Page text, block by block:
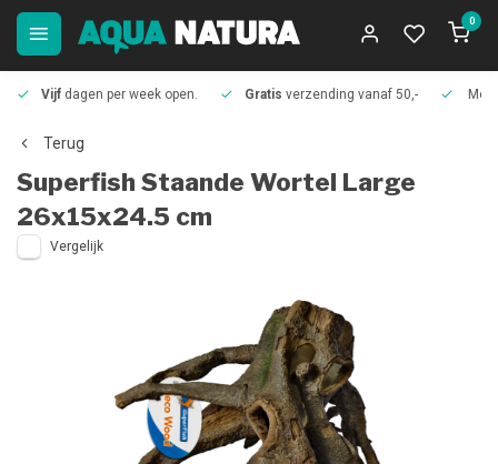
0
Vijf dagen per week open. Gratis verzending vanaf 50,-
Terug
Superfish Staande Wortel Large
26x15x24.5 cm
Vergelijk